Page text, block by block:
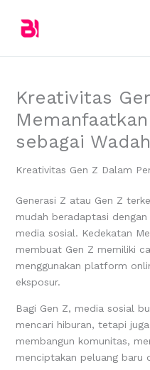
content
Kreativitas
sebagai
Kreativitas Gen Z Dalam
Generasi Z atau Gen Z
mudah beradaptasi
media sosial. Kedekatan
membuat Gen Z memiliki
menggunakan platform
eksposur.
Bagi Gen Z, media sosial
mencari hiburan, tetapi
membangun komunitas,
menciptakan peluang baru